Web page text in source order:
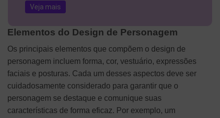
Veja mais
Elementos do Design de Personagem
Os principais elementos que compõem o design de
personagem incluem forma, cor, vestuário, expressões
faciais e posturas. Cada um desses aspectos deve ser
cuidadosamente considerado para garantir que o
personagem se destaque e comunique suas
características de forma eficaz. Por exemplo, um